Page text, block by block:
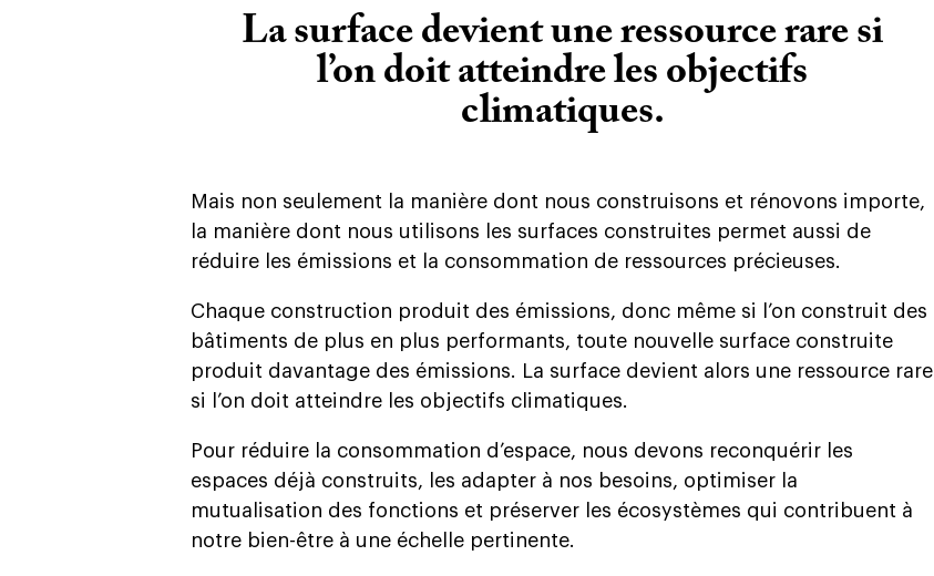
La surface devient une ressource rare si
l’on doit atteindre les objectifs
climatiques.
Mais non seulement la manière dont nous construisons et rénovons importe,
la manière dont nous utilisons les surfaces construites permet aussi de
réduire les émissions et la consommation de ressources précieuses.
Chaque construction produit des émissions, donc même si l’on construit des
bâtiments de plus en plus performants, toute nouvelle surface construite
produit davantage des émissions. La surface devient alors une ressource rare
si l’on doit atteindre les objectifs climatiques.
Pour réduire la consommation d’espace, nous devons reconquérir les
espaces déjà construits, les adapter à nos besoins, optimiser la
mutualisation des fonctions et préserver les écosystèmes qui contribuent à
notre bien-être à une échelle pertinente.